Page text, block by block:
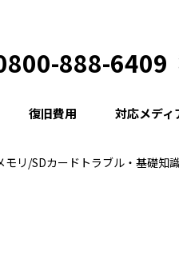
888-6409
復旧費用 対応メディ
モリ/SDカードトラブル・基礎知